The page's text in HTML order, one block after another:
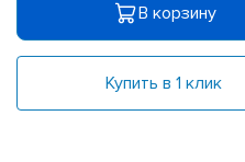
В корзину
Купить в 1 клик